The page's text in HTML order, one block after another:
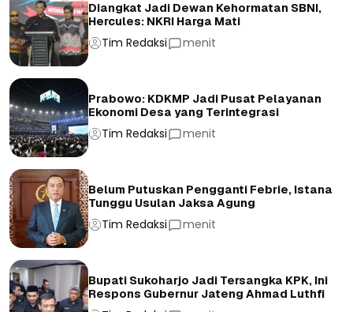
Diangkat Jadi Dewan Kehormatan SBNI,
Hercules: NKRI Harga Mati
Tim Redaksi menit
Prabowo: KDKMP Jadi Pusat Pelayanan
Ekonomi Desa yang Terintegrasi
Tim Redaksi menit
Belum Putuskan Pengganti Febrie, Istana
Tunggu Usulan Jaksa Agung
Tim Redaksi menit
Bupati Sukoharjo Jadi Tersangka KPK, Ini
Respons Gubernur Jateng Ahmad Luthfi